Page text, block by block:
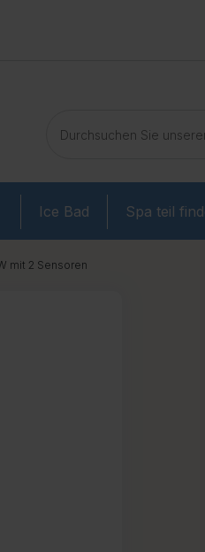
Ice Bad Spa teil
mit 2 Sensoren